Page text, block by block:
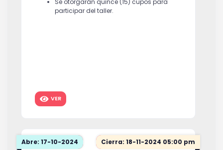
Se otorgarán quince (15) cupos para
participar del taller.
VER
Abre: 17-10-2024 Cierra: 18-11-2024 05:00 pm